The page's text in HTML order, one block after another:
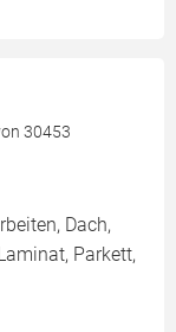
30453
Dach,
Parkett,